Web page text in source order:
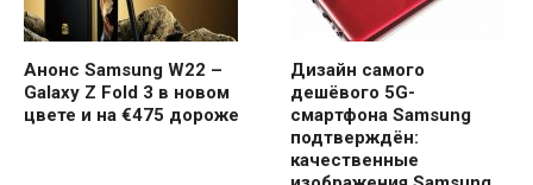
Анонс Samsung W22 –
Galaxy Z Fold 3 в новом
цвете и на €475 дороже
Дизайн самого
дешёвого 5G-
смартфона Samsung
подтверждён:
качественные